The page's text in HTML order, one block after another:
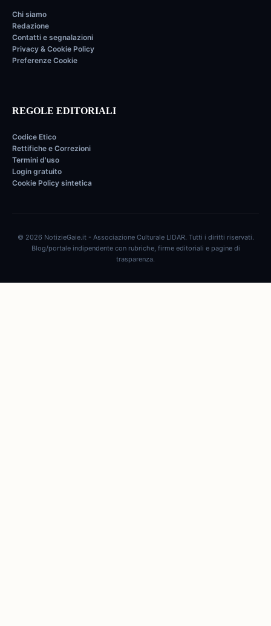
Chi siamo
Redazione
Contatti e segnalazioni
Privacy & Cookie Policy
Preferenze Cookie
REGOLE EDITORIALI
Codice Etico
Rettifiche e Correzioni
Termini d'uso
Login gratuito
Cookie Policy sintetica
© 2026 NotizieGaie.it - Associazione Culturale LIDAR. Tutti i diritti riservati.
Blog/portale indipendente con rubriche, firme editoriali e pagine di
trasparenza.